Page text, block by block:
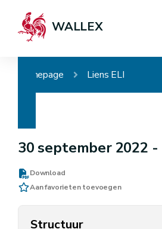
WALLEX
Homepage Liens ELI
30 september 2022 -
Download
Aan favorieten toevoegen
Structuur